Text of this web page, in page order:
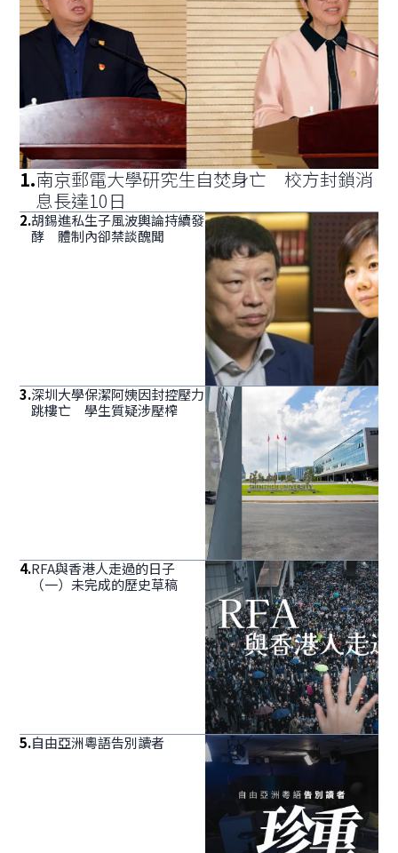
1.南京郵電大學研究生自焚身亡 校方封鎖消
息長達10日
2.胡錫進私生子風波輿論持續發
酵 體制內卻禁談醜聞
3.深圳大學保潔阿姨因封控壓力
跳樓亡 學生質疑涉壓榨
4.RFA與香港人走過的日子
（一）未完成的歷史草稿
5.自由亞洲粵語告別讀者